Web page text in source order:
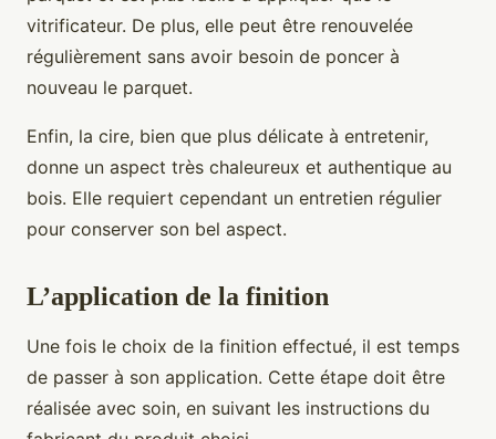
vitrificateur. De plus, elle peut être renouvelée
régulièrement sans avoir besoin de poncer à
nouveau le parquet.
Enfin, la cire, bien que plus délicate à entretenir,
donne un aspect très chaleureux et authentique au
bois. Elle requiert cependant un entretien régulier
pour conserver son bel aspect.
L’application de la finition
Une fois le choix de la finition effectué, il est temps
de passer à son application. Cette étape doit être
réalisée avec soin, en suivant les instructions du